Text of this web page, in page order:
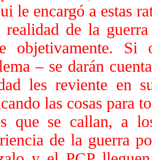
le encargó a estas
realidad de la
objetivamente. Si
– se darán
les reviente en
las cosas para
que se callan, a
de la guerra